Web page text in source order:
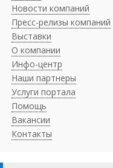
Новости компаний
Пресс-релизы компаний
Выставки
О компании
Инфо-центр
Наши партнеры
Услуги портала
Помощь
Вакансии
Контакты